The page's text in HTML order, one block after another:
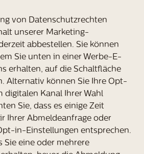
von Datenschutzrechten
unserer Marketing-
abbestellen. Sie können
Sie unten in einer Werbe-E-
erhalten, auf die Schaltfläche
Alternativ können Sie Ihre Opt-
digitalen Kanal Ihrer Wahl
Sie, dass es einige Zeit
Ihrer Abmeldeanfrage oder
in-Einstellungen entsprechen.
Sie eine oder mehrere